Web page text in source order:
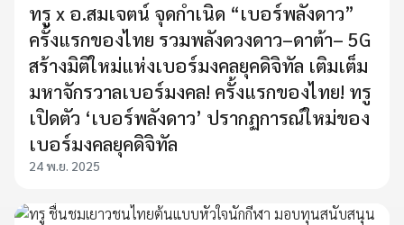
ทรู x อ.สมเจตน์ จุดกำเนิด “เบอร์พลังดาว”
ครั้งแรกของไทย รวมพลังดวงดาว–ดาต้า– 5G
สร้างมิติใหม่แห่งเบอร์มงคลยุคดิจิทัล เติมเต็ม
มหาจักรวาลเบอร์มงคล! ครั้งแรกของไทย! ทรู
เปิดตัว ‘เบอร์พลังดาว’ ปรากฏการณ์ใหม่ของ
เบอร์มงคลยุคดิจิทัล
24 พ.ย. 2025